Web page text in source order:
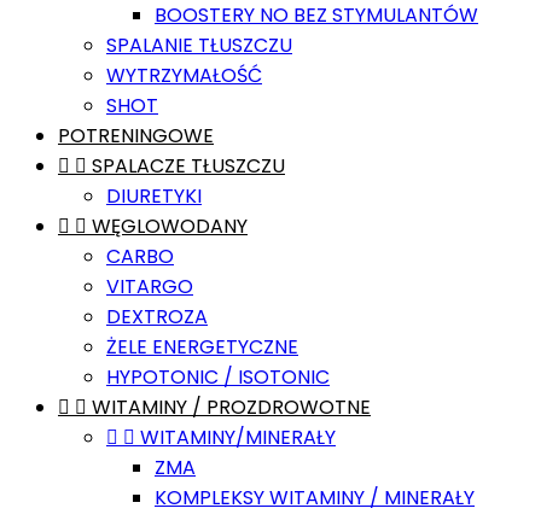
BOOSTERY NO BEZ STYMULANTÓW
SPALANIE TŁUSZCZU
WYTRZYMAŁOŚĆ
SHOT
POTRENINGOWE
  SPALACZE TŁUSZCZU
DIURETYKI
  WĘGLOWODANY
CARBO
VITARGO
DEXTROZA
ŻELE ENERGETYCZNE
HYPOTONIC / ISOTONIC
  WITAMINY / PROZDROWOTNE
  WITAMINY/MINERAŁY
ZMA
KOMPLEKSY WITAMINY / MINERAŁY